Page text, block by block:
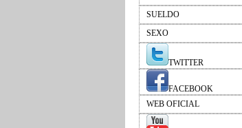
SUELDO
SEXO
TWITTER
FACEBOOK
WEB OFICIAL